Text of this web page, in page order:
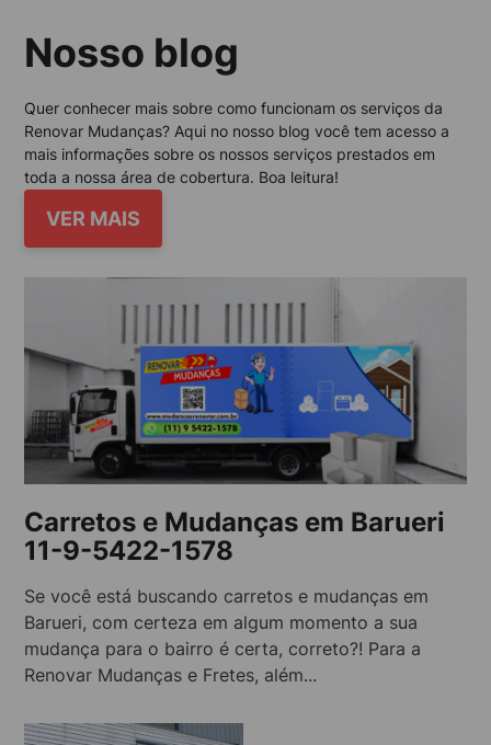
Nosso blog
Quer conhecer mais sobre como funcionam os serviços da
Renovar Mudanças? Aqui no nosso blog você tem acesso a
mais informações sobre os nossos serviços prestados em
toda a nossa área de cobertura. Boa leitura!
VER MAIS
Carretos e Mudanças em Barueri
11-9-5422-1578
Se você está buscando carretos e mudanças em
Barueri, com certeza em algum momento a sua
mudança para o bairro é certa, correto?! Para a
Renovar Mudanças e Fretes, além...